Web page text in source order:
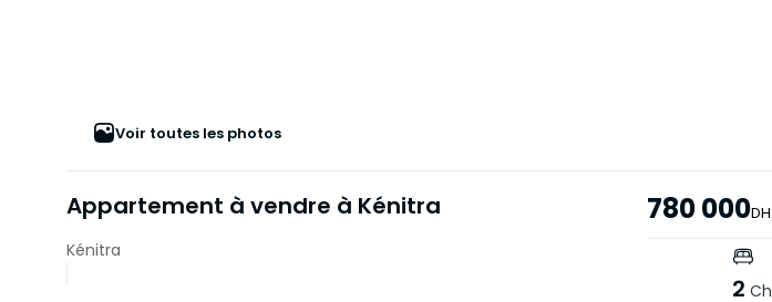
Voir toutes les photos
Appartement à vendre à Kénitra 780 000DH
Kénitra
2 Ch